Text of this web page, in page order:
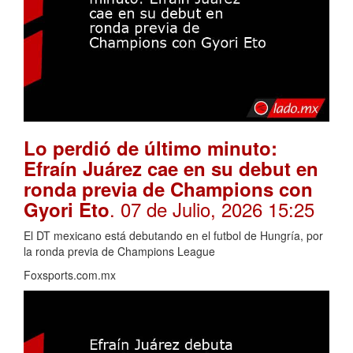
Lo perdió de último minuto:
Efraín Juárez cae en su debut en
ronda previa de Champions con
Gyori Eto. 07 de Julio, 2026 15:25
El DT mexicano está debutando en el futbol de Hungría, por
la ronda previa de Champions League
Foxsports.com.mx